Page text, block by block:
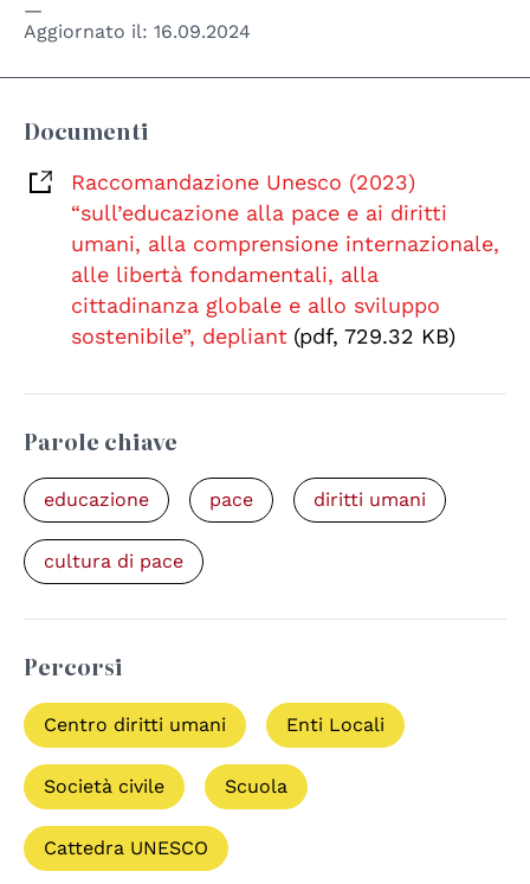
Aggiornato il: 16.09.2024
Documenti
Raccomandazione Unesco (2023)
“sull’educazione alla pace e ai diritti
umani, alla comprensione internazionale,
alle libertà fondamentali, alla
cittadinanza globale e allo sviluppo
sostenibile”, depliant (pdf, 729.32 KB)
Parole chiave
educazione pace diritti umani
cultura di pace
Percorsi
Centro diritti umani Enti Locali
Società civile Scuola
Cattedra UNESCO